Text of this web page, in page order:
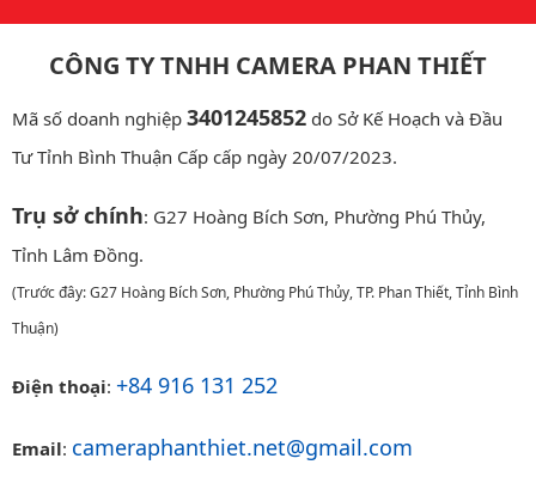
CÔNG TY TNHH CAMERA PHAN THIẾT
Mã số doanh nghiệp 3401245852 do Sở Kế Hoạch và Đầu
Tư Tỉnh Bình Thuận Cấp cấp ngày 20/07/2023.
Trụ sở chính: G27 Hoàng Bích Sơn, Phường Phú Thủy,
Tỉnh Lâm Đồng.
(Trước đây: G27 Hoàng Bích Sơn, Phường Phú Thủy, TP. Phan Thiết, Tỉnh Bình
Thuận)
Điện thoại: +84 916 131 252
Email: cameraphanthiet.net@gmail.com